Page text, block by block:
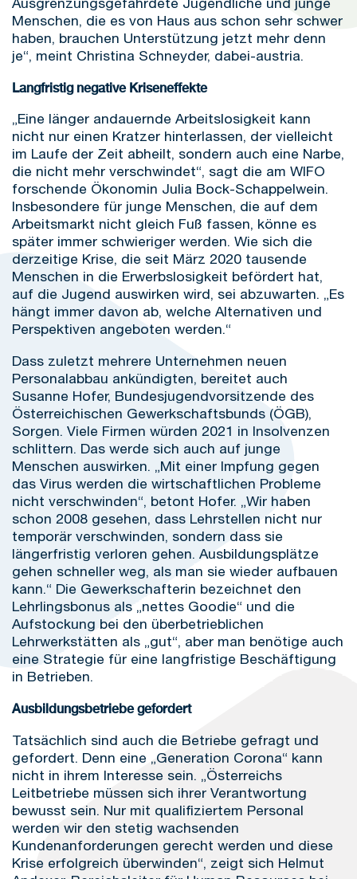
Menschen, die es von Haus aus schon sehr schwer
haben, brauchen Unterstützung jetzt mehr denn
je“, meint Christina Schneyder, dabei-austria.
Langfristig negative Kriseneffekte
„Eine länger andauernde Arbeitslosigkeit kann
nicht nur einen Kratzer hinterlassen, der vielleicht
im Laufe der Zeit abheilt, sondern auch eine Narbe,
die nicht mehr verschwindet“, sagt die am WIFO
forschende Ökonomin Julia Bock-Schappelwein.
Insbesondere für junge Menschen, die auf dem
Arbeitsmarkt nicht gleich Fuß fassen, könne es
später immer schwieriger werden. Wie sich die
derzeitige Krise, die seit März 2020 tausende
Menschen in die Erwerbslosigkeit befördert hat,
auf die Jugend auswirken wird, sei abzuwarten. „Es
hängt immer davon ab, welche Alternativen und
Perspektiven angeboten werden.“
Dass zuletzt mehrere Unternehmen neuen
Personalabbau ankündigten, bereitet auch
Susanne Hofer, Bundesjugendvorsitzende des
Österreichischen Gewerkschaftsbunds (ÖGB),
Sorgen. Viele Firmen würden 2021 in Insolvenzen
schlittern. Das werde sich auch auf junge
Menschen auswirken. „Mit einer Impfung gegen
das Virus werden die wirtschaftlichen Probleme
nicht verschwinden“, betont Hofer. „Wir haben
schon 2008 gesehen, dass Lehrstellen nicht nur
temporär verschwinden, sondern dass sie
längerfristig verloren gehen. Ausbildungsplätze
gehen schneller weg, als man sie wieder aufbauen
kann.“ Die Gewerkschafterin bezeichnet den
Lehrlingsbonus als „nettes Goodie“ und die
Aufstockung bei den überbetrieblichen
Lehrwerkstätten als „gut“, aber man benötige auch
eine Strategie für eine langfristige Beschäftigung
in Betrieben.
Ausbildungsbetriebe gefordert
Tatsächlich sind auch die Betriebe gefragt und
gefordert. Denn eine „Generation Corona“ kann
nicht in ihrem Interesse sein. „Österreichs
Leitbetriebe müssen sich ihrer Verantwortung
bewusst sein. Nur mit qualifiziertem Personal
werden wir den stetig wachsenden
Kundenanforderungen gerecht werden und diese
Krise erfolgreich überwinden“, zeigt sich Helmut